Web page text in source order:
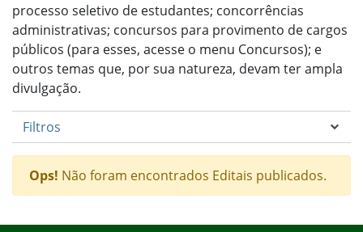
processo seletivo de estudantes; concorrências
administrativas; concursos para provimento de cargos
públicos (para esses, acesse o menu Concursos); e
outros temas que, por sua natureza, devam ter ampla
divulgação.
Filtros
Ops! Não foram encontrados Editais publicados.